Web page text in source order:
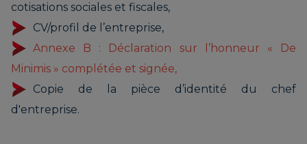
cotisations sociales et fiscales,
CV/profil de l’entreprise,
Annexe B : Déclaration sur l’honneur « De
Minimis » complétée et signée,
Copie de la pièce d’identité du chef
d'entreprise.